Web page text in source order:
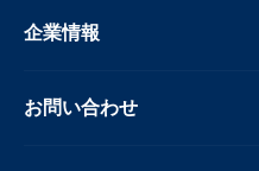
企業情報
お問い合わせ